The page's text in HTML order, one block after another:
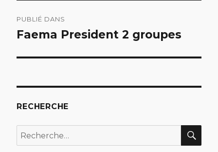
de
PUBLIÉ DANS
Faema President 2 groupes
RECHERCHE
Recherche
pour